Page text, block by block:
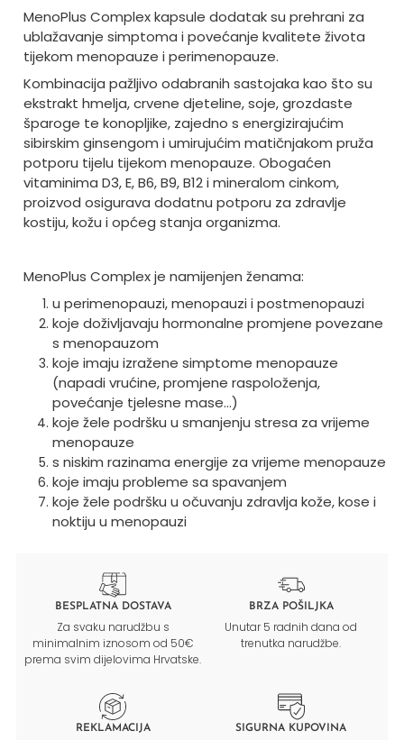
MenoPlus Complex kapsule dodatak su prehrani za
ublažavanje simptoma i povećanje kvalitete života
tijekom menopauze i perimenopauze.
Kombinacija pažljivo odabranih sastojaka kao što su
ekstrakt hmelja, crvene djeteline, soje, grozdaste
šparoge te konopljike, zajedno s energizirajućim
sibirskim ginsengom i umirujućim matičnjakom pruža
potporu tijelu tijekom menopauze. Obogaćen
vitaminima D3, E, B6, B9, B12 i mineralom cinkom,
proizvod osigurava dodatnu potporu za zdravlje
kostiju, kožu i općeg stanja organizma.
MenoPlus Complex je namijenjen ženama:
u perimenopauzi, menopauzi i postmenopauzi
koje doživljavaju hormonalne promjene povezane
s menopauzom
koje imaju izražene simptome menopauze
(napadi vrućine, promjene raspoloženja,
povećanje tjelesne mase…)
koje žele podršku u smanjenju stresa za vrijeme
menopauze
s niskim razinama energije za vrijeme menopauze
koje imaju probleme sa spavanjem
koje žele podršku u očuvanju zdravlja kože, kose i
noktiju u menopauzi
BESPLATNA DOSTAVA
Za svaku narudžbu s
minimalnim iznosom od 50€
prema svim dijelovima Hrvatske.
BRZA POŠILJKA
Unutar 5 radnih dana od
trenutka narudžbe.
REKLAMACIJA SIGURNA KUPOVINA